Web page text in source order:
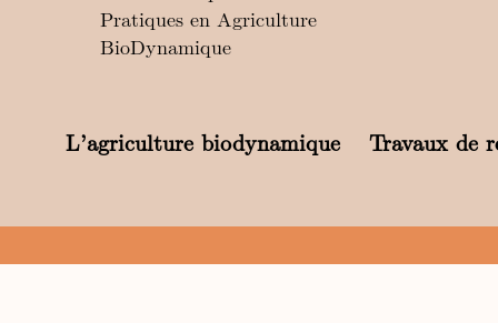
Pratiques en Agriculture
BioDynamique
L’agriculture biodynamique Travaux de